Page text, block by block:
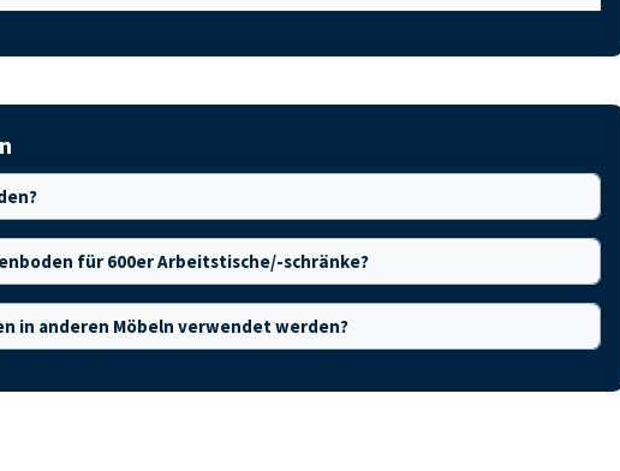
für 600er Arbeitstische/-schränke?
in anderen Möbeln verwendet werden?